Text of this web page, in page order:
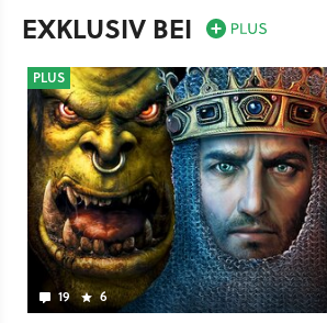
EA Los Angeles
Command & Conquer: Alarmstufe Rot 3 - Der
EXKLUSIV BEI
19 6
PLUS